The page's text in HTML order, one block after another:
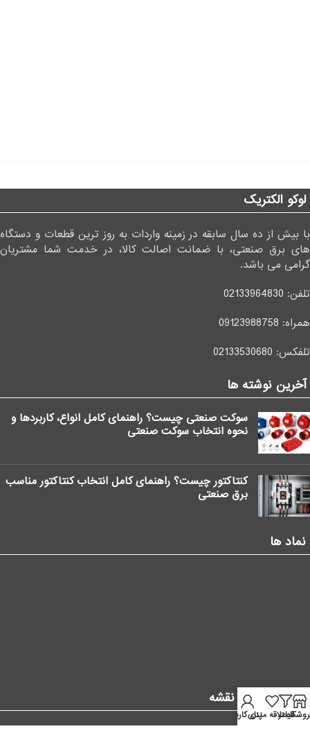
لوکو الکتریک
با بیش از ده سال سابقه در زمینه واردات به روز ترین قطعات و دستگاه
های برق صنعتی، با ضمانت اصالت کالا، در خدمت شما مشتریان
گرامی می باشد.
تلفن: 02133964830
همراه: 09123988758
تلفکس: 02133530680
آخرین نوشته ها
سوکت صنعتی چیست؟ راهنمای کامل انواع، کاربردها و
نحوه انتخاب سوکت صنعتی
کنتاکتور چیست؟ راهنمای کامل انتخاب کنتاکتور مناسب
برق صنعتی
نماد ها
موقعیت ما در نقشه
فیلترعلاقه مندیپنل کاربر